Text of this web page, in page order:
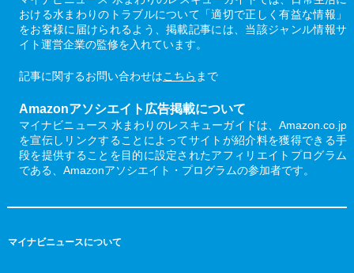
おける水まわりのトラブルについて「適切で正しく有益な情報」
をお客様に届けられるよう、掲載記事には、当該ジャンル情報サ
イト運営企業の監修を入れています。
記事に関するお問い合わせはこちら まで
Amazonアソシエイト広告掲載について
マイナビニュース 水まわりのレスキューガイドは、Amazon.co.jp
を宣伝しリンクすることによってサイトが紹介料を獲得できる手
段を提供することを目的に設定されたアフィリエイトプログラム
である、Amazonアソシエイト・プログラムの参加者です。
マイナビニュースについて